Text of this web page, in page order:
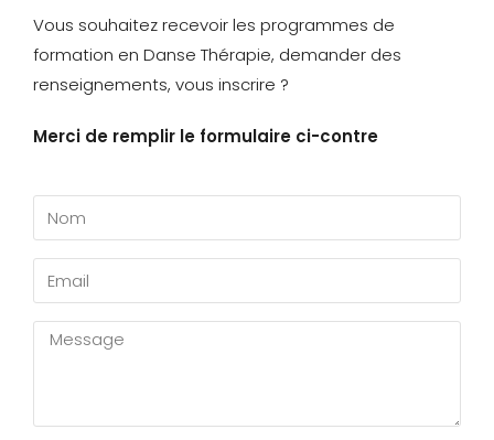
Vous souhaitez recevoir les programmes de
formation en Danse Thérapie, demander des
renseignements, vous inscrire ?
Merci de remplir le formulaire ci-contre